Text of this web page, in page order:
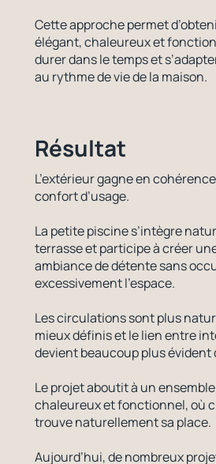
Cette approche permet
élégant, chaleureux et
durer dans le temps et
au rythme de vie de la maison.
Résultat
L’extérieur gagne en
confort d’usage.
La petite piscine s’intègre
terrasse et participe à créer
ambiance de détente sans
excessivement l’espace.
Les circulations sont plus
mieux définis et le lien entre
devient beaucoup plus évident
Le projet aboutit à un
chaleureux et fonctionnel, où
trouve naturellement sa place.
Aujourd’hui, de nombreux